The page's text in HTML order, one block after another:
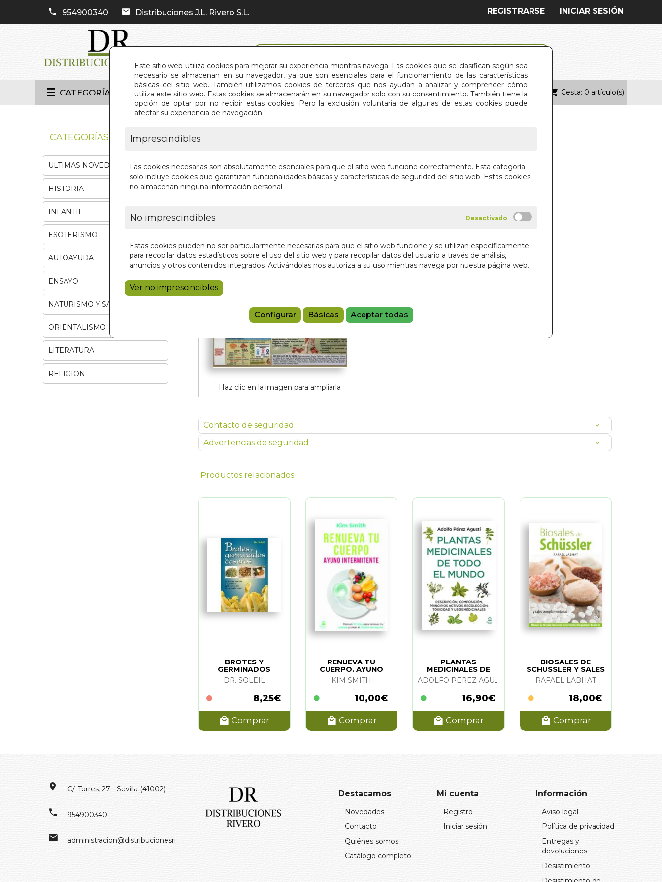
Este sitio web utiliza cookies para mejorar su experiencia mientras navega. Las cookies que se clasifican según sea
necesario se almacenan en su navegador, ya que son esenciales para el funcionamiento de las características
básicas del sitio web. También utilizamos cookies de terceros que nos ayudan a analizar y comprender cómo
utiliza este sitio web. Estas cookies se almacenarán en su navegador solo con su consentimiento. También tiene la
opción de optar por no recibir estas cookies. Pero la exclusión voluntaria de algunas de estas cookies puede
afectar su experiencia de navegación.
Imprescindibles
Las cookies necesarias son absolutamente esenciales para que el sitio web funcione correctamente. Esta categoría
solo incluye cookies que garantizan funcionalidades básicas y características de seguridad del sitio web. Estas cookies
no almacenan ninguna información personal.
No imprescindibles
Estas cookies pueden no ser particularmente necesarias para que el sitio web funcione y se utilizan específicamente
para recopilar datos estadísticos sobre el uso del sitio web y para recopilar datos del usuario a través de análisis,
anuncios y otros contenidos integrados. Activándolas nos autoriza a su uso mientras navega por nuestra página web.
Ver no imprescindibles
Configurar Básicas Aceptar todas
954900340 Distribuciones J.L. Rivero S.L. INICIAR SESIÓN
REGISTRARSE
CATEGORÍAS INICIO QUIÉNES SOMOS CONTACTO Cesta: 0 artículo(s)
Haz clic en la imagen para ampliarla
DIETA VEGANA (LAMINA)
VV.AA.
Añadir a la cesta
Contacto de seguridad
Advertencias de seguridad
Productos relacionados
BROTES Y
GERMINADOS
CASEROS
DR. SOLEIL
8,25€
Comprar
RENUEVA TU
CUERPO. AYUNO
INTERMITENTE
KIM SMITH
10,00€
Comprar
PLANTAS
MEDICINALES DE
TODO EL MUNDO ADOLFO PEREZ AGUSTI
16,90€
Comprar
BIOSALES DE
SCHUSSLER Y SALES
COMPLEMENTARIAS
RAFAEL LABHAT
18,00€
Comprar
CATEGORÍAS
ULTIMAS NOVEDADES
HISTORIA
INFANTIL
ESOTERISMO
AUTOAYUDA
ENSAYO
NATURISMO Y SALUD
ORIENTALISMO
LITERATURA
RELIGION
C/. Torres, 27 - Sevilla (41002)
954900340
administracion@distribucionesrivero.es
Destacamos
Novedades
Contacto
Quiénes somos
Catálogo completo
Mi cuenta
Registro
Iniciar sesión
Información
Aviso legal
Política de privacidad
Entregas y
devoluciones
Desistimiento